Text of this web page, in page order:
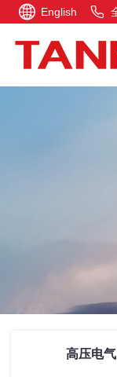
English
高压电气